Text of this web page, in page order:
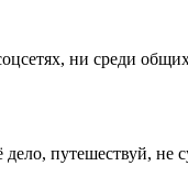
ни среди
путешествуй, не